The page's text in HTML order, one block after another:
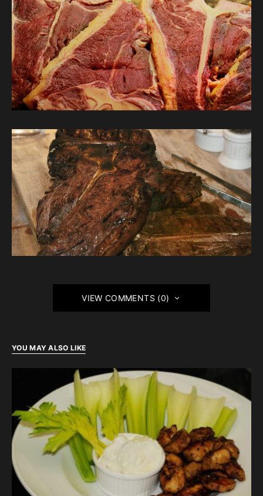
VIEW COMMENTS (0)
YOU MAY ALSO LIKE